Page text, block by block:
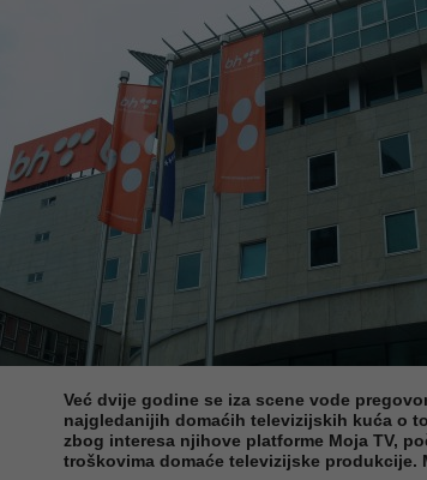
Već dvije godine se iza scene vode
najgledanijih domaćih televizijskih kuća o
zbog interesa njihove platforme Moja TV,
troškovima domaće televizijske produkcije.